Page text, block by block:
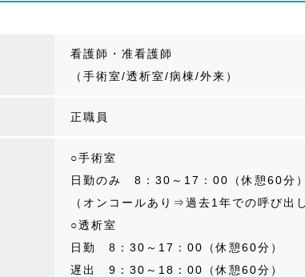
看護師・准看護師
（手術室/透析室/病棟/外来）
正職員
○手術室
日勤のみ 8：30～17：00（休憩60分）
（オンコールあり⇒過去1年での呼び出
○透析室
日勤 8：30～17：00（休憩60分）
遅出 9：30～18：00（休憩60分）